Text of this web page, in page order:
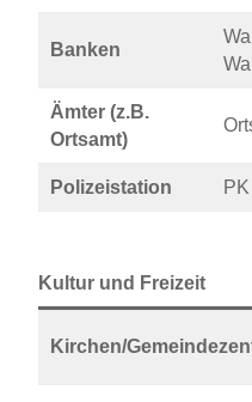
Banken
Ämter (z.B.
Ortsamt)
Polizeistation
Kultur und Freizeit
Kirchen/